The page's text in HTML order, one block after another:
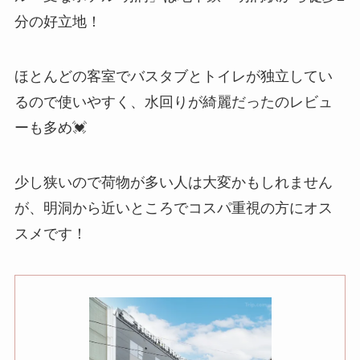
分の好立地！
ほとんどの客室でバスタブとトイレが独立してい
るので使いやすく、水回りが綺麗だったのレビュ
ーも多め💓
少し狭いので荷物が多い人は大変かもしれません
が、明洞から近いところでコスパ重視の方にオス
スメです！